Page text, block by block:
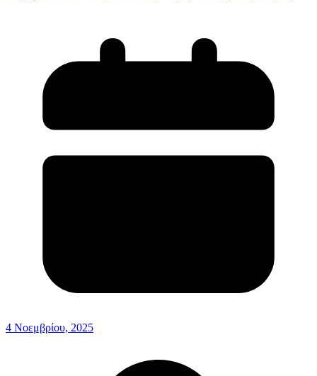
4 Νοεμβρίου, 2025